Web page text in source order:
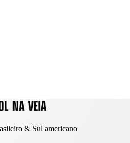
& Sul americano